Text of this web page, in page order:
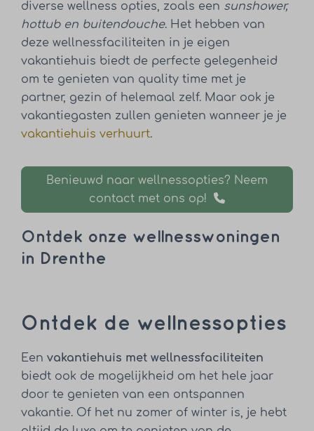
diverse wellness opties, zoals een sunshower,
hottub en buitendouche. Het hebben van
deze wellnessfaciliteiten in je eigen
vakantiehuis biedt de perfecte gelegenheid
om te genieten van quality time met je
partner, gezin of helemaal zelf. Maar ook je
vakantiegasten zullen genieten wanneer je je
vakantiehuis verhuurt.
Benieuwd naar wellnessopties? Neem
contact met ons op!
Ontdek onze wellnesswoningen
in Drenthe
Ontdek de wellnessopties
Een vakantiehuis met wellnessfaciliteiten
biedt ook de mogelijkheid om het hele jaar
door te genieten van een ontspannen
vakantie. Of het nu zomer of winter is, je hebt